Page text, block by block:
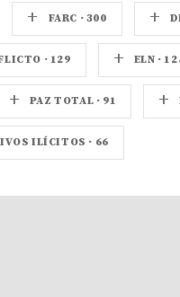
+ FARC · 300 +
· 129 + ELN ·
+ PAZ TOTAL · 91 +
ILÍCITOS · 66